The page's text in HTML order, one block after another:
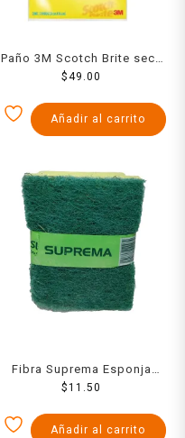
Paño 3M Scotch Brite seca
todo extra grande 3 pzas
$49.00
Añadir al carrito
Fibra Suprema Esponja
Salvauñas
$11.50
Añadir al carrito